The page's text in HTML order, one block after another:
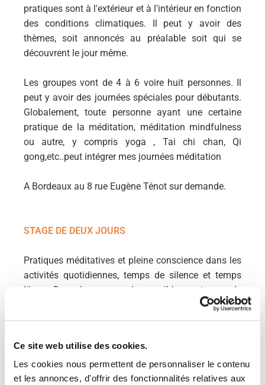
Ce site web utilise des cookies.
Les cookies nous permettent de personnaliser le contenu
et les annonces, d'offrir des fonctionnalités relatives aux
pratiques sont à l'extérieur et à l'intérieur en fonction
des conditions climatiques. Il peut y avoir des
thèmes, soit annoncés au préalable soit qui se
découvrent le jour même.
Les groupes vont de 4 à 6 voire huit personnes. Il
peut y avoir des journées spéciales pour débutants.
Globalement, toute personne ayant une certaine
pratique de la méditation, méditation mindfulness
ou autre, y compris yoga , Tai chi chan, Qi
gong,etc..peut intégrer mes journées méditation
A Bordeaux au 8 rue Eugène Ténot sur demande.
STAGE DE DEUX JOURS
Pratiques méditatives et pleine conscience dans les
activités quotidiennes, temps de silence et temps
libres. Dans la mesure du possible, un temps de
marche dans la campagne environnante, voire
jusqu’à la basilique de VERDELAIS, environ à 2 km
Cet automne les lundi 10 novembre et mardi 11
novembre: Notre corps psychosomatique entre la
santé et la maladie, la maladie et la santé. avec